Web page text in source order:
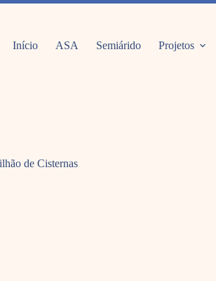
Início ASA Semiárido Projetos
de Cisternas